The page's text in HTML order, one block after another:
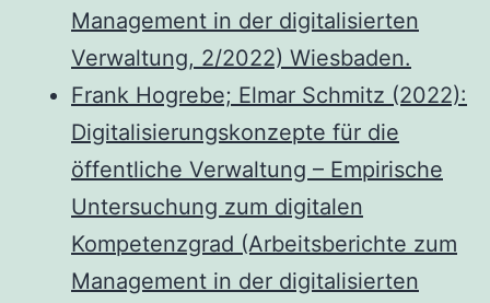
Management in der digitalisierten
Verwaltung, 2/2022) Wiesbaden.
Frank Hogrebe; Elmar Schmitz (2022):
Digitalisierungskonzepte für die
öffentliche Verwaltung – Empirische
Untersuchung zum digitalen
Kompetenzgrad (Arbeitsberichte zum
Management in der digitalisierten